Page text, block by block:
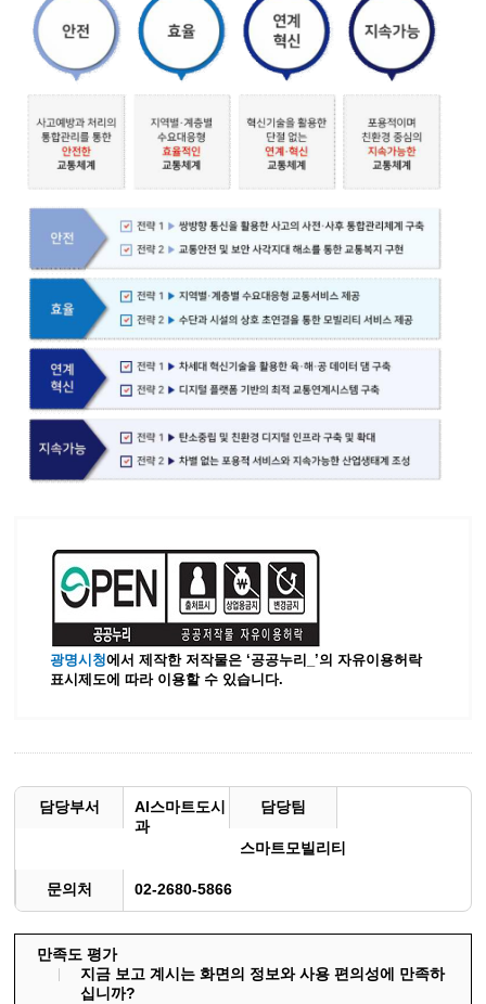
광명시청에서 제작한 저작물은 ‘공공누리_’의 자유이용허락
표시제도에 따라 이용할 수 있습니다.
담당부서
AI스마트도시
과
담당팀
스마트모빌리티
문의처 02-2680-5866
만족도 평가
지금 보고 계시는 화면의 정보와 사용 편의성에 만족하
십니까?